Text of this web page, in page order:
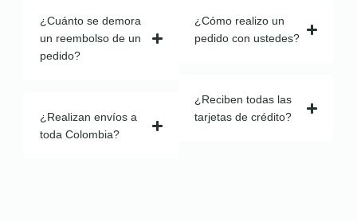
¿Cuánto se demora
un reembolso de un
pedido?
¿Realizan envíos a
toda Colombia?
¿Cómo realizo un
pedido con ustedes?
¿Reciben todas las
tarjetas de crédito?